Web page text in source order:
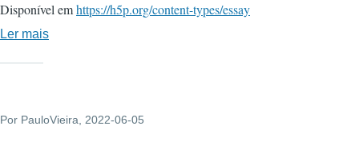
Disponível emhttps://h5p.org/content-types/essay
Ler mais
Exemplo
Por PauloVieira, 2022-06-05